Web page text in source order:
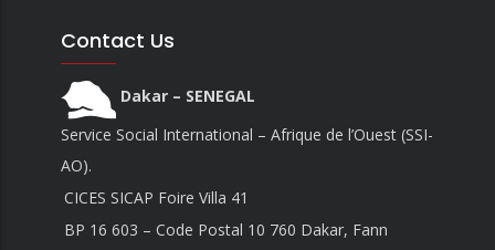
Contact Us
Dakar – SENEGAL
Service Social International – Afrique de l’Ouest (SSI-
AO).
CICES SICAP Foire Villa 41
BP 16 603 – Code Postal 10 760 Dakar, Fann